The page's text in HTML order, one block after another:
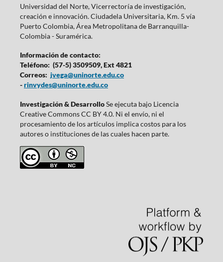
Universidad del Norte, Vicerrectoría de investigación,
creación e innovación. Ciudadela Universitaria, Km. 5 vía
Puerto Colombia, Área Metropolitana de Barranquilla-
Colombia - Suramérica.
Información de contacto:
Teléfono: (57-5) 3509509, Ext 4821
Correos: jvega@uninorte.edu.co
-rinvydes@uninorte.edu.co
Investigación & DesarrolloSe ejecuta bajo Licencia
Creative Commons CC BY 4.0. Ni el envío, ni el
procesamiento de los artículos implica costos para los
autores o instituciones de las cuales hacen parte.